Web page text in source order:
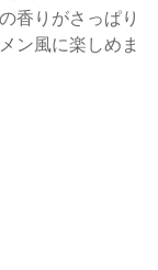
香りがさっぱり
ン風に楽しめま